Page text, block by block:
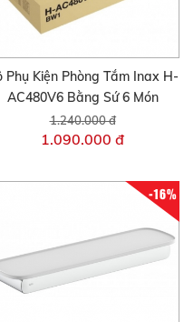
Phụ Kiện Phòng Tắm Inax H-
AC480V6 Bằng Sứ 6 Món
1.240.000 đ
1.090.000 đ
-16%